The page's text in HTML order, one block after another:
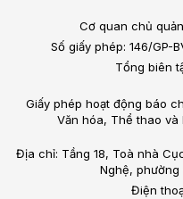
Cơ quan chủ
Số giấy phép: 146/GP-
Tổng biên
Giấy phép hoạt động báo
Văn hóa, Thể thao và
Địa chỉ: Tầng 18, Toà nhà
Nghệ, phường
Điện